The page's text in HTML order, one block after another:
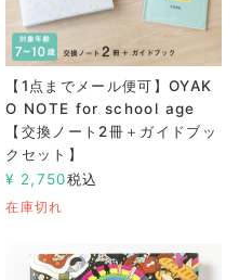
【1点までメール便可】OYAK
O NOTE for school age
【交換ノート2冊＋ガイドブッ
クセット】
¥ 2,750税込
在庫切れ